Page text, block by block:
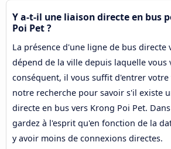
Y a-t-il une liaison directe en bus
Poi Pet ?
La présence d'une ligne de bus directe
dépend de la ville depuis laquelle vous
conséquent, il vous suffit d'entrer
notre recherche pour savoir s'il existe
directe en bus vers Krong Poi Pet.
gardez à l'esprit qu'en fonction de la
y avoir moins de connexions directes.